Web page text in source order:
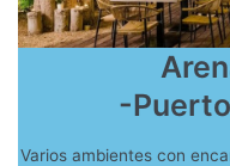
-
Varios ambientes con